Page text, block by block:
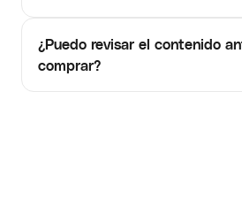
¿Puedo revisar el contenido
comprar?